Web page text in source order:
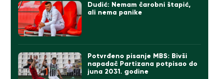
Dudić: Nemam čarobni štapić,
ali nema panike
Potvrđeno pisanje MBS: Bivši
napadač Partizana potpisao do
juna 2031. godine